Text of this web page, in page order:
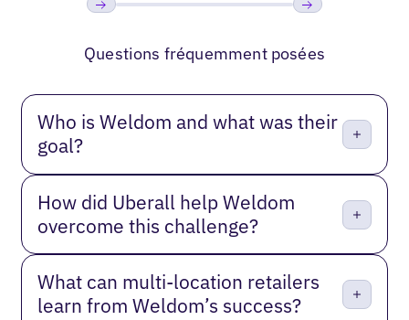
Questions fréquemment posées
Who is Weldom and what was their
goal?
How did Uberall help Weldom
overcome this challenge?
What can multi-location retailers
learn from Weldom’s success?